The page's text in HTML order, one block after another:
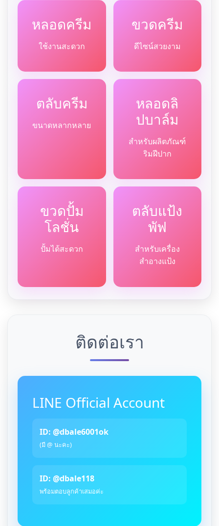
หลอดครีม
ใช้งานสะดวก
ขวดครีม
ดีไซน์สวยงาม
ตลับครีม
ขนาดหลากหลาย
หลอดลิ
ปบาล์ม
สำหรับผลิตภัณฑ์
ริมฝีปาก
ขวดปั้ม
โลชั่น
ปั้มได้สะดวก
ตลับแป้ง
พัฟ
สำหรับเครื่อง
สำอางแป้ง
ติดต่อเรา
LINE Official Account
ID: @dbale6001ok
(มี @ นะคะ)
ID: @dbale118
พร้อมตอบลูกค้าเสมอค่ะ